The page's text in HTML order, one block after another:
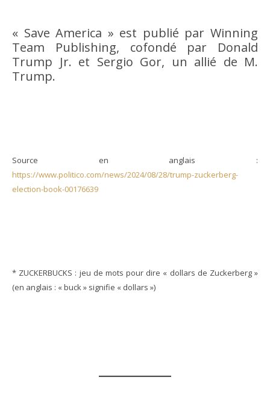
« Save America » est publié par Winning
Team Publishing, cofondé par Donald
Trump Jr. et Sergio Gor, un allié de M.
Trump.
Source en anglais :
https://www.politico.com/news/2024/08/28/trump-zuckerberg-
election-book-00176639
* ZUCKERBUCKS : jeu de mots pour dire « dollars de Zuckerberg »
(en anglais : « buck » signifie « dollars »)